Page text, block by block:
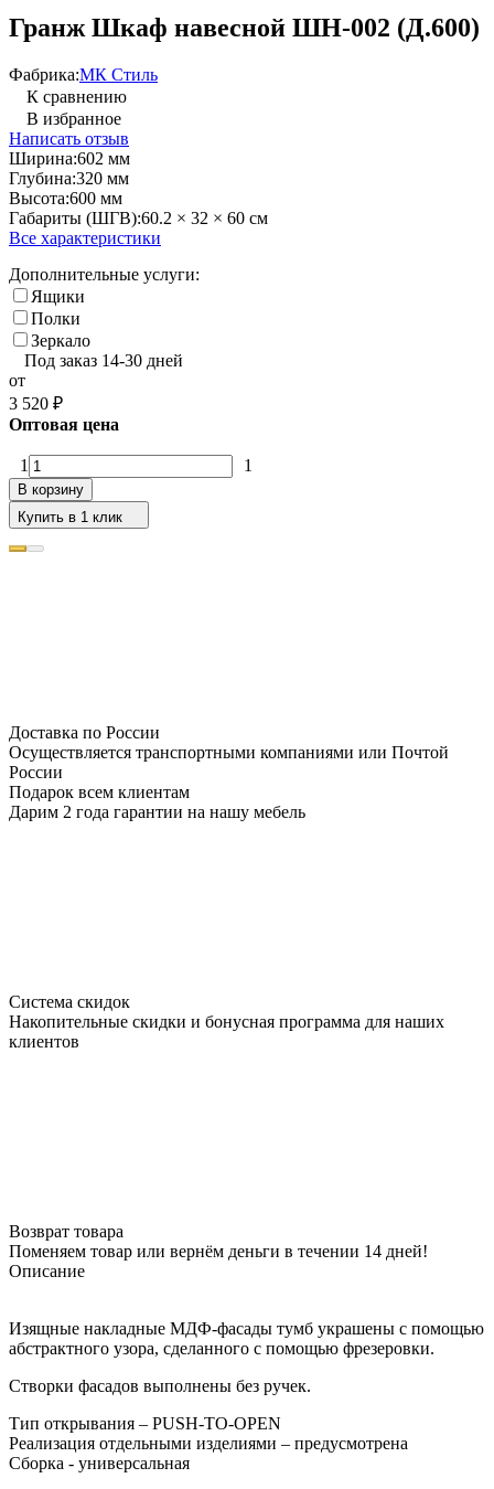
Гранж Шкаф навесной ШН-002 (Д.600)
Фабрика:МК Стиль
К сравнению
В избранное
Написать отзыв
Ширина:602 мм
Глубина:320 мм
Высота:600 мм
Габариты (ШГВ):60.2 × 32 × 60 см
Все характеристики
Дополнительные услуги:
Ящики
Полки
Зеркало
Под заказ 14-30 дней
от
3 520 ₽
Оптовая цена
1 1
В корзину
Купить в 1 клик
Доставка по России
Осуществляется транспортными компаниями или Почтой
России
Подарок всем клиентам
Дарим 2 года гарантии на нашу мебель
Система скидок
Накопительные скидки и бонусная программа для наших
клиентов
Возврат товара
Поменяем товар или вернём деньги в течении 14 дней!
Описание
Изящные накладные МДФ-фасады тумб украшены с помощью
абстрактного узора, сделанного с помощью фрезеровки.
Створки фасадов выполнены без ручек.
Тип открывания – PUSH-TO-OPEN
Реализация отдельными изделиями – предусмотрена
Сборка - универсальная